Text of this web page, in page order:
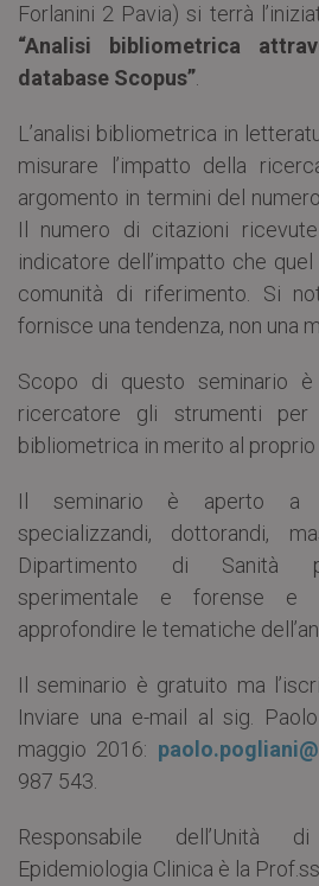
Forlanini 2 Pavia) si terrà
“Analisi bibliometrica
database Scopus”
L’analisi bibliometrica in
misurare l’impatto della
argomento in termini del
Il numero di citazioni
indicatore dell’impatto che
comunità di riferimento. Si
fornisce una tendenza, non una
Scopo di questo seminario
ricercatore gli strumenti per
bibliometrica in merito al
Il seminario è aperto a
specializzandi, dottorandi,
Dipartimento di Sanità
sperimentale e forense e
approfondire le tematiche
Il seminario è gratuito ma
Inviare una e-mail al sig.
maggio 2016:
987 543.
Responsabile dell’Unità
Epidemiologia Clinica è la